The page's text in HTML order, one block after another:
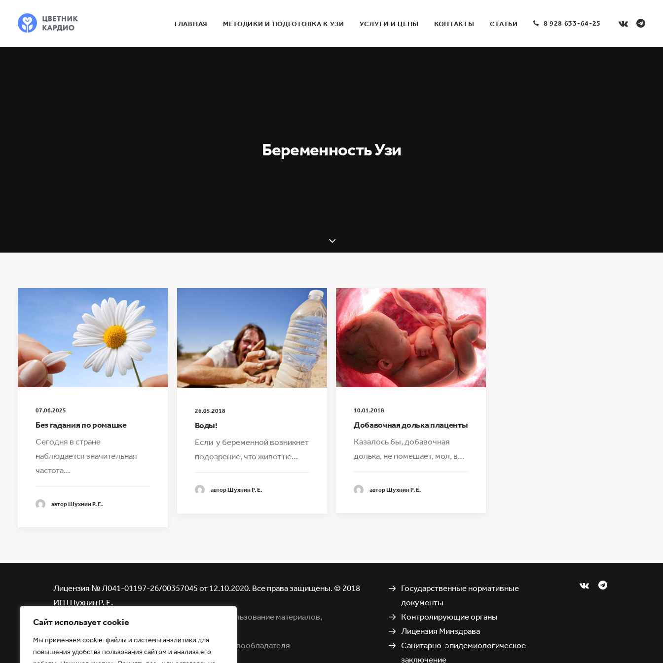
Сайт использует cookie
Мы применяем cookie-файлы и системы аналитики для
повышения удобства пользования сайтом и анализа его
ГЛАВНАЯ МЕТОДИКИ И ПОДГОТОВКА К УЗИ УСЛУГИ И ЦЕНЫ КОНТАКТЫ СТАТЬИ 8 928 633-64-25
Беременность Узи
07.06.2025
Без гадания по ромашке
Сегодня в стране
наблюдается значительная
частота…
автор Шухнин Р. Е.
26.05.2018
Воды!
Если у беременной возникнет
подозрение, что живот не…
автор Шухнин Р. Е.
10.01.2018
Добавочная долька плаценты
Казалось бы, добавочная
долька, не помешает, мол, в…
автор Шухнин Р. Е.
Лицензия № Л041-01197-26/00357045 от 12.10.2020. Все права защищены. © 2018
ИП Шухнин Р. Е.
Копирование, тиражирование, а равно иное использование материалов,
возможно только с письменного разрешения правообладателя
Государственные нормативные
документы
Контролирующие органы
Лицензия Минздрава
Санитарно-эпидемиологическое
заключение